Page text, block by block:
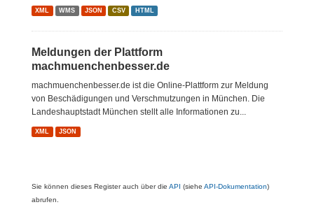
XML WMS JSON CSV HTML
Meldungen der Plattform
machmuenchenbesser.de
machmuenchenbesser.de ist die Online-Plattform zur Meldung
von Beschädigungen und Verschmutzungen in München. Die
Landeshauptstadt München stellt alle Informationen zu...
XML JSON
Sie können dieses Register auch über die API (siehe API-Dokumentation)
abrufen.